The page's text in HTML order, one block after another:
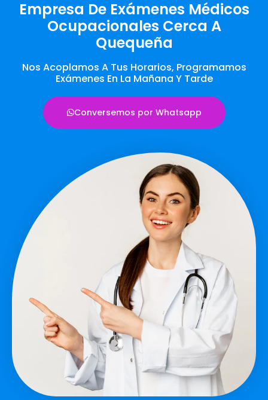
Empresa De Exámenes Médicos
Ocupacionales Cerca A
Quequeña
Nos Acoplamos A Tus Horarios, Programamos
Exámenes En La Mañana Y Tarde
Conversemos por Whatsapp